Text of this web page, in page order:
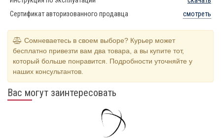
Сертификат авторизованного продавца
смотреть
Сомневаетесь в своем выборе? Курьер может
бесплатно привезти вам два товара, а вы купите тот,
который больше понравится. Подробности уточняйте у
наших консультантов.
Вас могут заинтересовать